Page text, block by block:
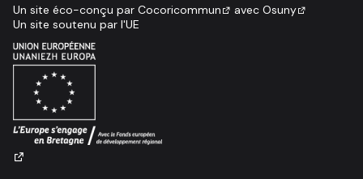
Un site soutenu par l'UE
Un site éco-conçu par Cocoricommun avec Osuny